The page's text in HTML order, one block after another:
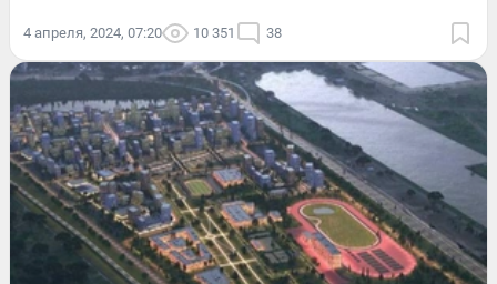
4 апреля, 2024, 07:20 10 351 38